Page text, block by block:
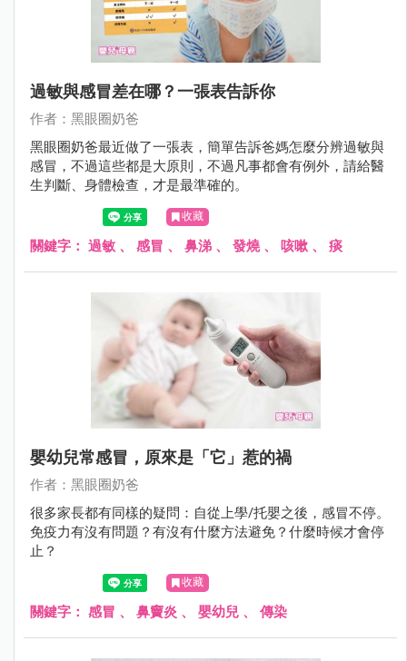
過敏與感冒差在哪？一張表告訴你
作者：黑眼圈奶爸
黑眼圈奶爸最近做了一張表，簡單告訴爸媽怎麼分辨過敏與
感冒，不過這些都是大原則，不過凡事都會有例外，請給醫
生判斷、身體檢查，才是最準確的。
收藏
關鍵字： 過敏 、 感冒 、 鼻涕 、 發燒、 咳嗽 、 痰
嬰幼兒常感冒，原來是「它」惹的禍
作者：黑眼圈奶爸
很多家長都有同樣的疑問：自從上學/托嬰之後，感冒不停。
免疫力有沒有問題？有沒有什麼方法避免？什麼時候才會停
止？
收藏
關鍵字： 感冒 、 鼻竇炎 、 嬰幼兒 、 傳染